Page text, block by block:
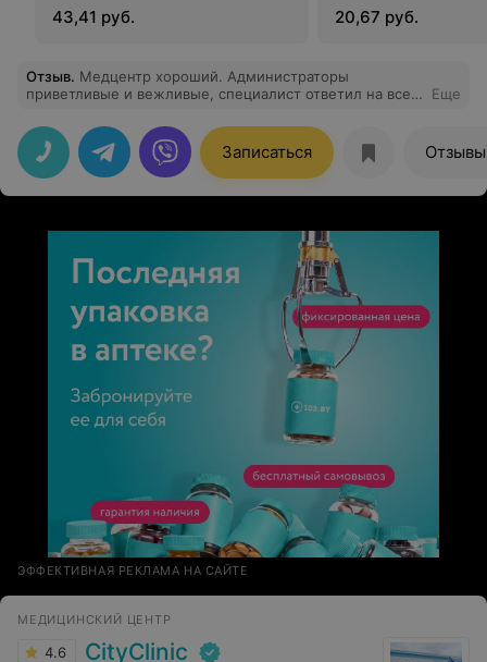
43,41 руб.
20,67 руб.
Отзыв. Медцентр хороший. Администраторы
приветливые и вежливые, специалист ответил на все
посещению!
Еще
Записаться Отзывы
ЭФФЕКТИВНАЯ РЕКЛАМА НА САЙТЕ
МЕДИЦИНСКИЙ ЦЕНТР
4.6 CityClinic